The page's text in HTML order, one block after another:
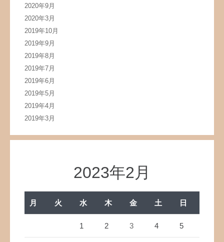
2020年9月
2020年3月
2019年10月
2019年9月
2019年8月
2019年7月
2019年6月
2019年5月
2019年4月
2019年3月
2023年2月
月 火 水 木 金 土 日
1 2 3 4 5